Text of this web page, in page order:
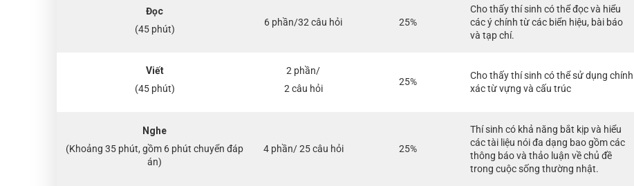
Đọc
(45 phút)
6 phần/32 câu hỏi 25%
Cho thấy thí sinh có thể đọc và hiểu
các ý chính từ các biển hiệu, bài báo
và tạp chí.
Viết
(45 phút)
2 phần/
2 câu hỏi
25%
Cho thấy thí sinh có thể sử dụng chính
xác từ vựng và cấu trúc
Nghe
(Khoảng 35 phút, gồm 6 phút chuyển đáp
án)
4 phần/ 25 câu hỏi 25%
Thí sinh có khả năng bắt kịp và hiểu
các tài liệu nói đa dạng bao gồm các
thông báo và thảo luận về chủ đề
trong cuộc sống thường nhật.